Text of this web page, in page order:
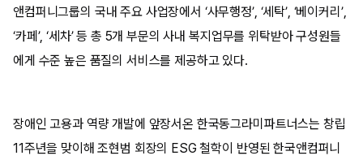
앤컴퍼니그룹의 국내 주요 사업장에서 ‘사무행정’, ‘세탁’, ‘베이커리’,
‘카페’, ‘세차’ 등 총 5개 부문의 사내 복지업무를 위탁받아 구성원들
에게 수준 높은 품질의 서비스를 제공하고 있다.
장애인 고용과 역량 개발에 앞장서온 한국동그라미파트너스는 창립
11주년을 맞이해 조현범 회장의 ESG 철학이 반영된 한국앤컴퍼니